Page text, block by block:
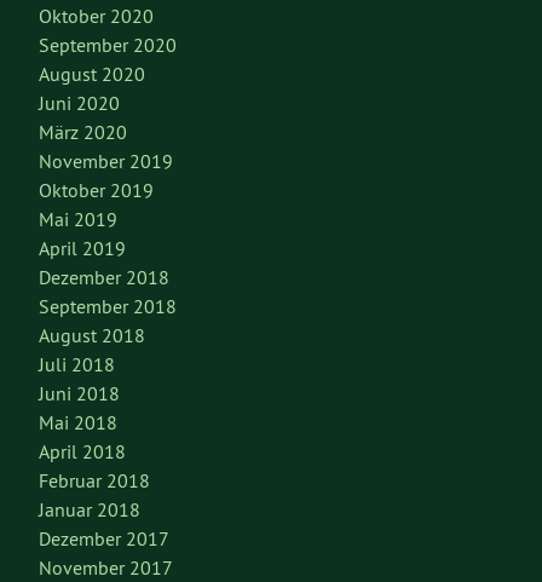
Oktober 2020
September 2020
August 2020
Juni 2020
März 2020
November 2019
Oktober 2019
Mai 2019
April 2019
Dezember 2018
September 2018
August 2018
Juli 2018
Juni 2018
Mai 2018
April 2018
Februar 2018
Januar 2018
Dezember 2017
November 2017